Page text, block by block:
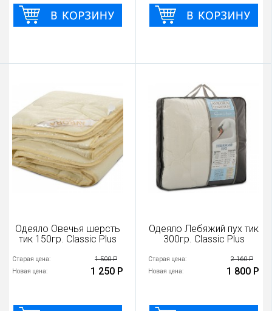
Одеяло Овечья шерсть
тик 150гр. Classic Plus
Старая цена: 1 500 Р
Новая цена: 1 250 Р
Одеяло Лебяжий пух тик
300гр. Classic Plus
Старая цена: 2 160 Р
Новая цена: 1 800 Р